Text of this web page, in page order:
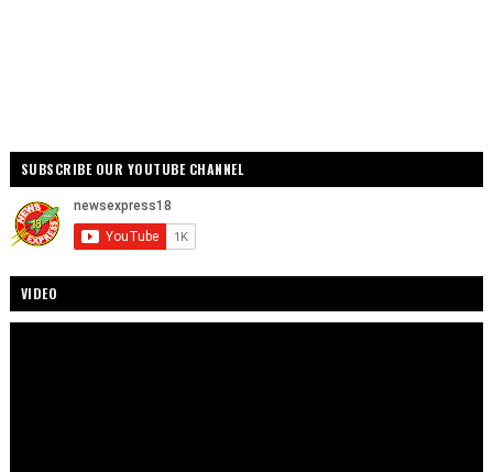
SUBSCRIBE OUR YOUTUBE CHANNEL
VIDEO